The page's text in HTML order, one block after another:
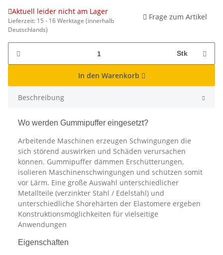
Aktuell leider nicht am Lager
Lieferzeit: 15 - 16 Werktage (innerhalb
Deutschlands)
Frage zum Artikel
Stk
In den Warenkorb
Beschreibung
Wo werden Gummipuffer eingesetzt?
Arbeitende Maschinen erzeugen Schwingungen die
sich störend auswirken und Schäden verursachen
können. Gummipuffer dämmen Erschütterungen,
isolieren Maschinenschwingungen und schützen somit
vor Lärm. Eine große Auswahl unterschiedlicher
Metallteile (verzinkter Stahl / Edelstahl) und
unterschiedliche Shorehärten der Elastomere ergeben
Konstruktionsmöglichkeiten für vielseitige
Anwendungen
Eigenschaften